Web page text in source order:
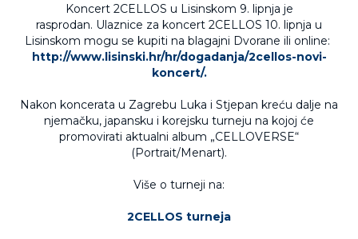
Koncert 2CELLOS u Lisinskom 9. lipnja je
rasprodan. Ulaznice za koncert 2CELLOS 10. lipnja u
Lisinskom mogu se kupiti na blagajni Dvorane ili online:
http://www.lisinski.hr/hr/dogadanja/2cellos-novi-
koncert/.
Nakon koncerata u Zagrebu Luka i Stjepan kreću dalje na
njemačku, japansku i korejsku turneju na kojoj će
promovirati aktualni album „CELLOVERSE“
(Portrait/Menart).
Više o turneji na:
2CELLOS turneja